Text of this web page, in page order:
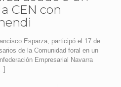
CEN con
Esparza, participó el 17 de
de la Comunidad foral en un
Empresarial Navarra